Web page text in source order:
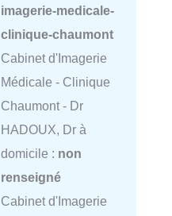
imagerie-medicale-
clinique-chaumont
Cabinet d'Imagerie
Médicale - Clinique
Chaumont - Dr
HADOUX, Dr à
domicile : non
renseigné
Cabinet d'Imagerie